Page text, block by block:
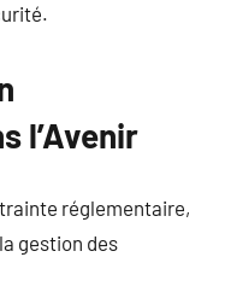
l’Avenir
réglementaire,
gestion des